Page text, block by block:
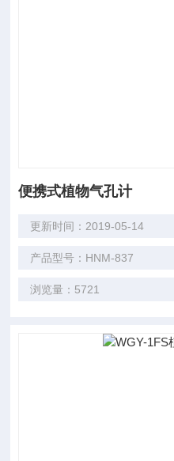
便携式植物气孔计
更新时间：2019-05-14
产品型号：HNM-837
浏览量：5721